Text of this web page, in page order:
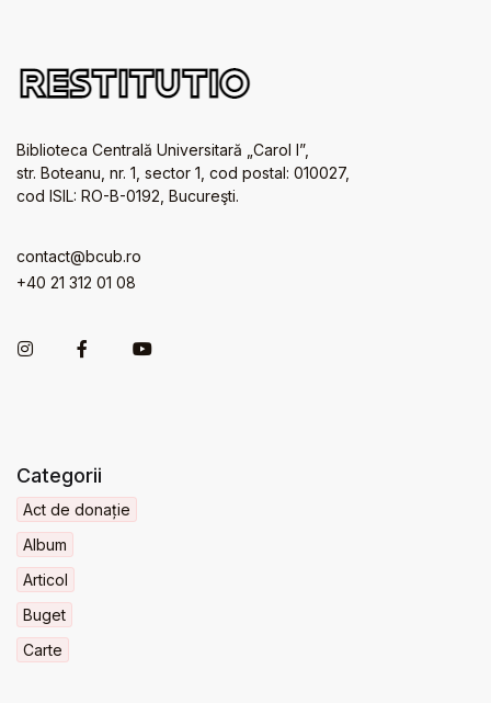
Biblioteca Centrală Universitară „Carol I”,
str. Boteanu, nr. 1, sector 1, cod postal: 010027,
cod ISIL: RO-B-0192, Bucureşti.
contact@bcub.ro
+40 21 312 01 08
Categorii
Act de donație
Album
Articol
Buget
Carte